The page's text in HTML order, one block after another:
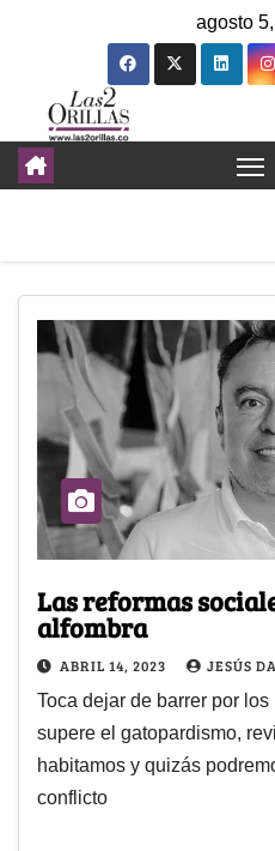
agosto
Las reformas
alfombra
ABRIL 14, 2023 JESÚS
Toca dejar de barrer por
supere el gatopardismo,
habitamos y quizás
conflicto